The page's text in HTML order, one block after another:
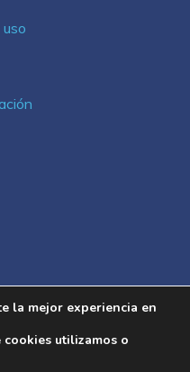
la mejor experiencia en
cookies utilizamos o